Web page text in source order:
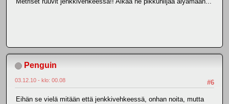
Penguin
#6
03.12.10 - klo: 00.08
Eihän se vielä mitään että jenkkivehkeessä, onhan noita, mutta